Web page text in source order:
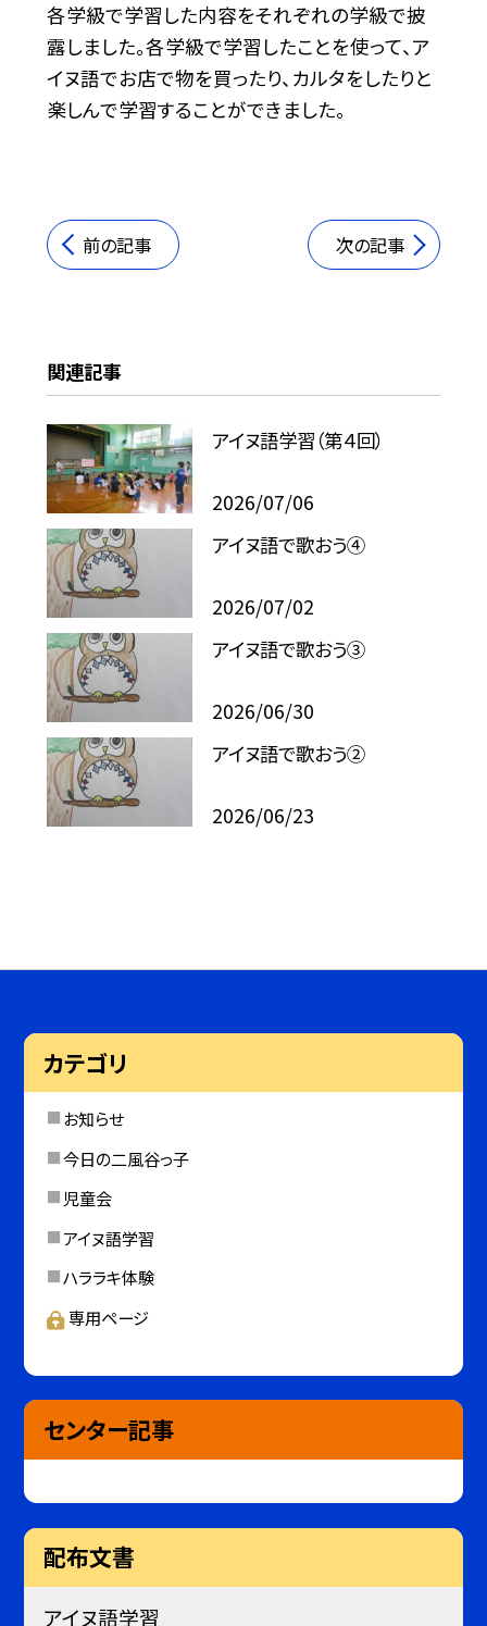
各学級で学習した内容をそれぞれの学級で披
露しました。各学級で学習したことを使って、ア
イヌ語でお店で物を買ったり、カルタをしたりと
楽しんで学習することができました。
前の記事 次の記事
関連記事
アイヌ語学習（第４回）
2026/07/06
アイヌ語で歌おう④
2026/07/02
アイヌ語で歌おう③
2026/06/30
アイヌ語で歌おう②
2026/06/23
カテゴリ
お知らせ
今日の二風谷っ子
児童会
アイヌ語学習
ハララキ体験
専用ページ
センター記事
配布文書
アイヌ語学習